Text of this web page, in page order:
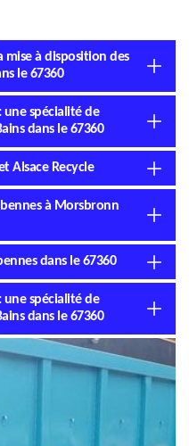
mise à disposition des
le 67360
une spécialité de
dans le 67360
Alsace Recycle
à Morsbronn
dans le 67360
une spécialité de
dans le 67360